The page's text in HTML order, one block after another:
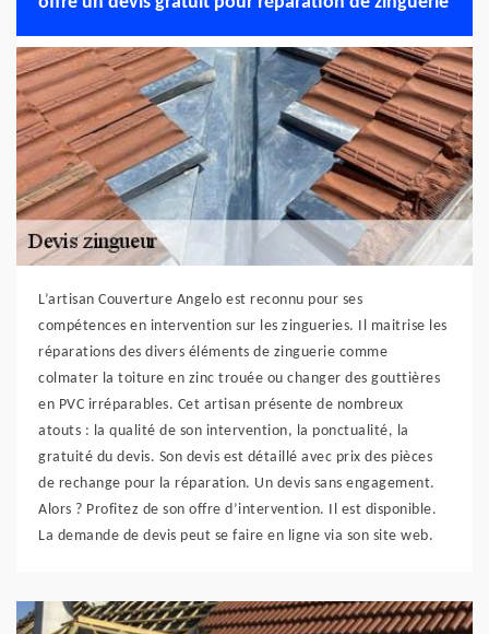
L’artisan Couverture Angelo est reconnu pour ses
compétences en intervention sur les zingueries. Il maitrise les
réparations des divers éléments de zinguerie comme
colmater la toiture en zinc trouée ou changer des gouttières
en PVC irréparables. Cet artisan présente de nombreux
atouts : la qualité de son intervention, la ponctualité, la
gratuité du devis. Son devis est détaillé avec prix des pièces
de rechange pour la réparation. Un devis sans engagement.
Alors ? Profitez de son offre d’intervention. Il est disponible.
La demande de devis peut se faire en ligne via son site web.